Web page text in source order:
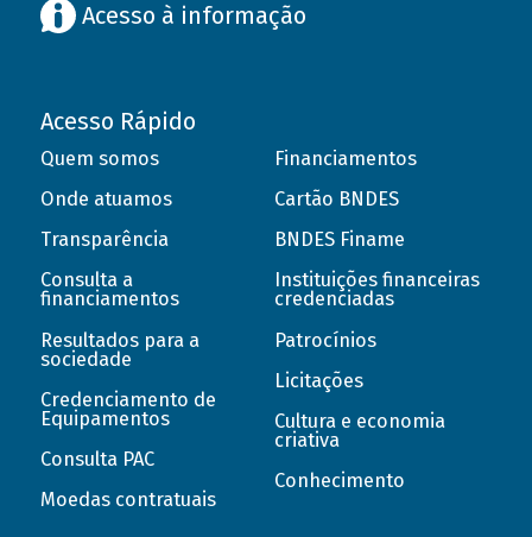
Acesso à informação
Acesso Rápido
Quem somos
Onde atuamos
Transparência
Consulta a
financiamentos
Resultados para a
sociedade
Credenciamento de
Equipamentos
Consulta PAC
Moedas contratuais
Financiamentos
Cartão BNDES
BNDES Finame
Instituições financeiras
credenciadas
Patrocínios
Licitações
Cultura e economia
criativa
Conhecimento